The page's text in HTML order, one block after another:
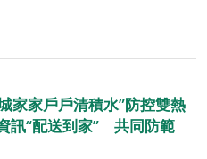
家家戶戶清積水”防控雙熱
訊“配送到家” 共同防範